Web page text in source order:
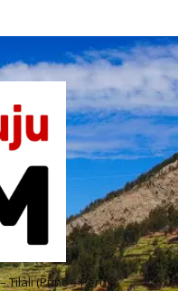
Tilali (Puno – Perú)